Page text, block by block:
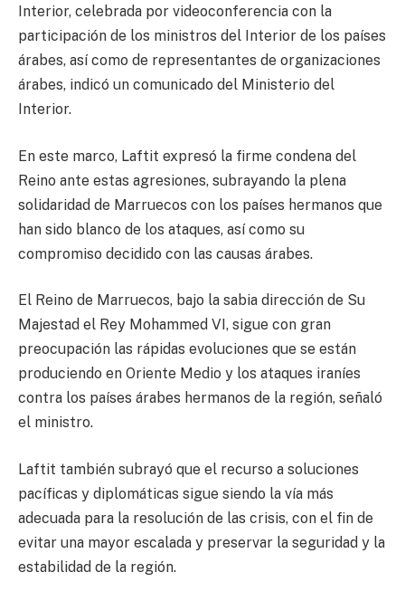
Interior, celebrada por videoconferencia con la
participación de los ministros del Interior de los países
árabes, así como de representantes de organizaciones
árabes, indicó un comunicado del Ministerio del
Interior.
En este marco, Laftit expresó la firme condena del
Reino ante estas agresiones, subrayando la plena
solidaridad de Marruecos con los países hermanos que
han sido blanco de los ataques, así como su
compromiso decidido con las causas árabes.
El Reino de Marruecos, bajo la sabia dirección de Su
Majestad el Rey Mohammed VI, sigue con gran
preocupación las rápidas evoluciones que se están
produciendo en Oriente Medio y los ataques iraníes
contra los países árabes hermanos de la región, señaló
el ministro.
Laftit también subrayó que el recurso a soluciones
pacíficas y diplomáticas sigue siendo la vía más
adecuada para la resolución de las crisis, con el fin de
evitar una mayor escalada y preservar la seguridad y la
estabilidad de la región.